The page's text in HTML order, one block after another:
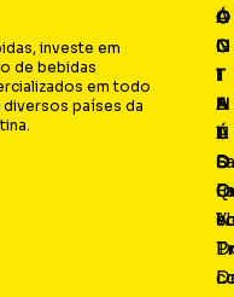
investe em
de bebidas
em todo
países da
Á
G
I
N
A
S
O
N
T
E
Ú
D
O
O
N
T
A
T
O
O
C
I
A
L